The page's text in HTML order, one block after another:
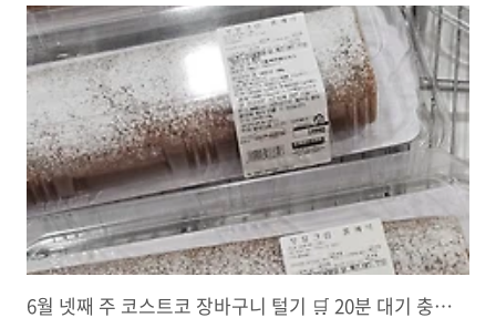
상가: 19,990원✓ 체감 물가: 쌈배추까지 포함된 가성비 저녁 한 끼
저녁 메뉴 고민으로 머리 아플 때 이 델리 상품 쓱 꺼내면 쌈밥 정식
집 온 줄 알고 가족들이 엄청 좋아해요. 우렁이 정말 아낌없이 들어
가 있고 강된장이 짜지 않아서, 싱싱한 쌈배추에 밥이랑 듬뿍 올려
먹기 너무 좋더라고요. 저는 청양고추를 쫑쫑 썰어 ..
6월 넷째 주 코스트코 장바구니 털기 🛒 20분 대기 충무김밥부터 식비 방어템 15종